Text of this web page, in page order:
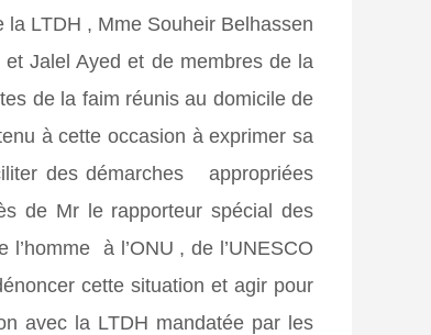
LTDH , Mme Souheir Belhassen
Jalel Ayed et de membres de la
de la faim réunis au domicile de
à cette occasion à exprimer sa
des démarches appropriées
de Mr le rapporteur spécial des
à l’ONU , de l’UNESCO
cette situation et agir pour
avec la LTDH mandatée par les